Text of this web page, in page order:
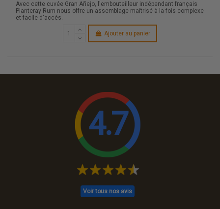
Avec cette cuvée Gran Añejo, l'embouteilleur indépendant français
Planteray Rum nous offre un assemblage maîtrisé à la fois complexe
et facile d'accès.
Ajouter au panier
4.7
Voir tous nos avis